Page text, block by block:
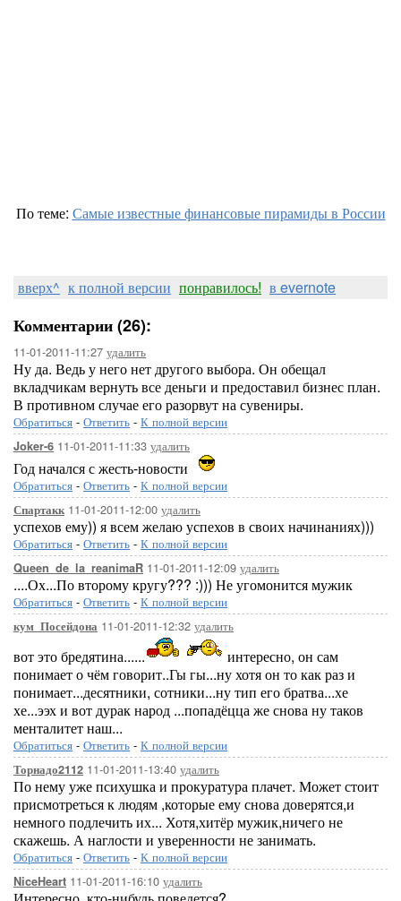
По теме: Самые известные финансовые пирамиды в России
вверх^ к полной версии понравилось! в evernote
Комментарии (26):
11-01-2011-11:27 удалить
Ну да. Ведь у него нет другого выбора. Он обещал
вкладчикам вернуть все деньги и предоставил бизнес план.
В противном случае его разорвут на сувениры.
Обратиться - Ответить - К полной версии
Joker-6 11-01-2011-11:33 удалить
Год начался с жесть-новости
Обратиться - Ответить - К полной версии
Спартакк11-01-2011-12:00 удалить
успехов ему)) я всем желаю успехов в своих начинаниях)))
Обратиться - Ответить - К полной версии
Queen_de_la_reanimaR 11-01-2011-12:09 удалить
....Ох...По второму кругу??? :))) Не угомонится мужик
Обратиться - Ответить - К полной версии
кум_Посейдона 11-01-2011-12:32 удалить
вот это бредятина......
интересно, он сам
понимает о чём говорит..Гы гы...ну хотя он то как раз и
понимает...десятники, сотники...ну тип его братва...хе
хе...ээх и вот дурак народ ...попадёцца же снова ну таков
менталитет наш...
Обратиться - Ответить - К полной версии
Торнадо2112 11-01-2011-13:40 удалить
По нему уже психушка и прокуратура плачет. Может стоит
присмотреться к людям ,которые ему снова доверятся,и
немного подлечить их... Хотя,хитёр мужик,ничего не
скажешь. А наглости и уверенности не занимать.
Обратиться - Ответить - К полной версии
NiceHeart 11-01-2011-16:10 удалить